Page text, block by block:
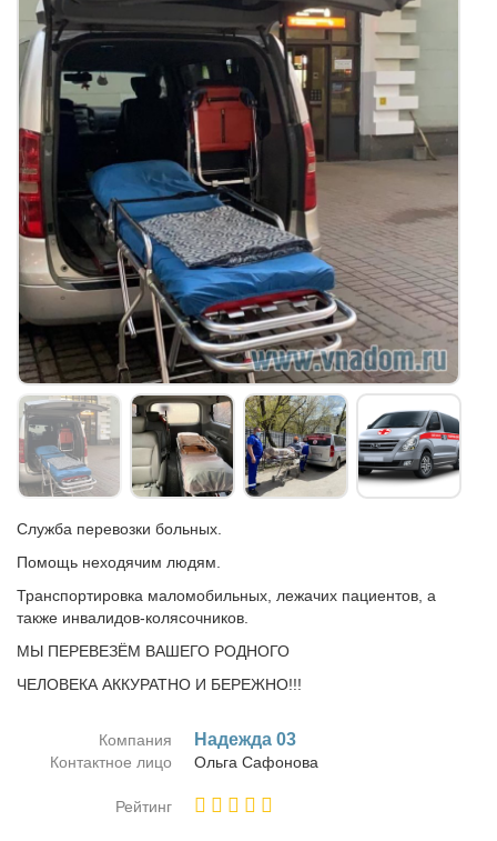
Служба перевозки больных.
Помощь неходячим людям.
Транспортировка маломобильных, лежачих пациентов, а
также инвалидов-колясочников.
МЫ ПЕРЕВЕЗЁМ ВАШЕГО РОДНОГО
ЧЕЛОВЕКА АККУРАТНО И БЕРЕЖНО!!!
Компания На­деж­да 03
Контактное лицо Оль­га Са­фо­но­ва
Рейтинг